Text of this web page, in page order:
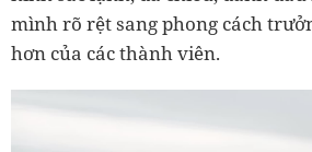
mình rõ rệt sang phong cách
hơn của các thành viên.